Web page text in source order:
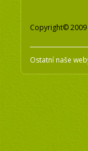
Copyright© 2009
Ostatní naše